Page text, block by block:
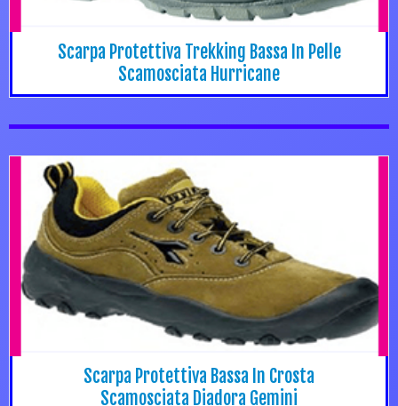
Scarpa Protettiva Trekking Bassa In Pelle
Scamosciata Hurricane
Scarpa Protettiva Bassa In Crosta
Scamosciata Diadora Gemini